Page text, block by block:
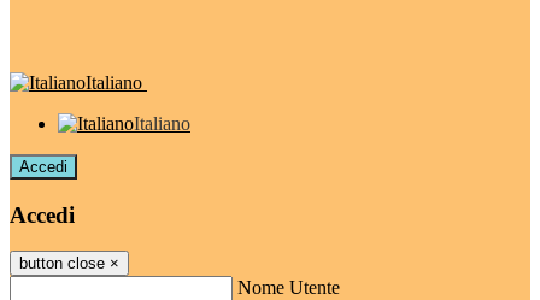
Italiano
Italiano
Accedi
Accedi
button close ×
Nome Utente